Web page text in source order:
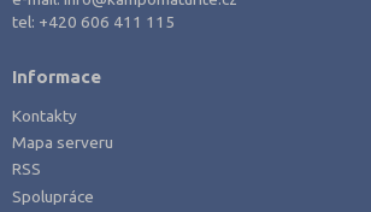
Právo
Pedagogika a sociální péče
Umělecké obory
Praktická škola
Šance na přijetí
tel: +420 606 411 115
Informace
Kontakty
Mapa serveru
RSS
Spolupráce